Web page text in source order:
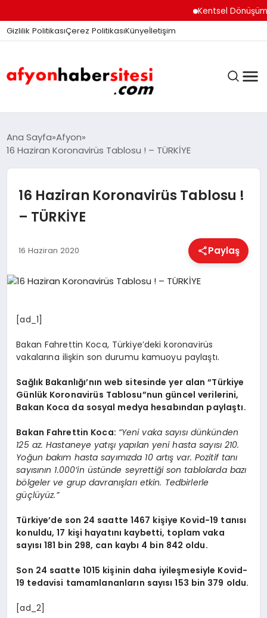
Kentsel Dönüşüm Ofisi
Gizlilik PolitikasıÇerez PolitikasıKünyeİletişim
ANASAYFA
DÜNYA
EKONOMI
HABERLER
MAGAZIN
SAĞLIK
SPOR
TEKNOLOJI
Ana Sayfa Afyon
16 Haziran Koronavirüs Tablosu ! – TÜRKİYE
16 Haziran Koronavirüs Tablosu !
– TÜRKİYE
16 Haziran 2020 Paylaş
[ad_1]
Bakan Fahrettin Koca, Türkiye’deki koronavirüs
vakalarına ilişkin son durumu kamuoyu paylaştı.
Sağlık Bakanlığı’nın web sitesinde yer alan “Türkiye
Günlük Koronavirüs Tablosu”nun güncel verilerini,
Bakan Koca da sosyal medya hesabından paylaştı.
Bakan Fahrettin Koca: “Yeni vaka sayısı dünkünden
125 az. Hastaneye yatışı yapılan yeni hasta sayısı 210.
Yoğun bakım hasta sayımızda 10 artış var. Pozitif tanı
sayısının 1.000’in üstünde seyrettiği son tablolarda bazı
bölgeler ve grup davranışları etkin. Tedbirlerle
güçlüyüz.”
Türkiye’de son 24 saatte 1467 kişiye Kovid-19 tanısı
konuldu, 17 kişi hayatını kaybetti, toplam vaka
sayısı 181 bin 298, can kaybı 4 bin 842 oldu.
Son 24 saatte 1015 kişinin daha iyileşmesiyle Kovid-
19 tedavisi tamamlananların sayısı 153 bin 379 oldu.
[ad_2]